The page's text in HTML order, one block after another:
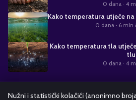
0 dana · 4
Kako temperatura utječe
0 dana· 6 min
Kako temperatura tla
tlu
0 dana · 4
Suradnja s
Nužni i statistički kolačići (anonimno